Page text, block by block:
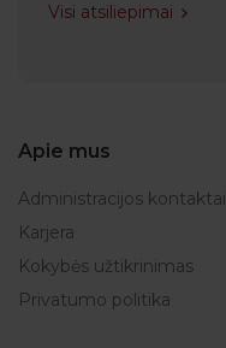
Visi atsiliepimai
Apie mus
Administracijos kontaktai
Karjera
Kokybės užtikrinimas
Privatumo politika